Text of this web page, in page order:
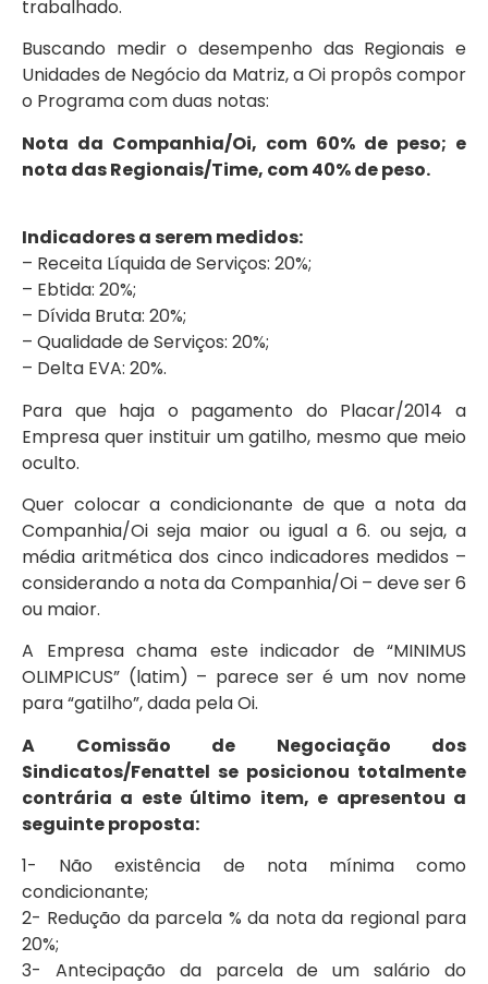
trabalhado.
Buscando medir o desempenho das Regionais e
Unidades de Negócio da Matriz, a Oi propôs compor
o Programa com duas notas:
Nota da Companhia/Oi, com 60% de peso; e
nota das Regionais/Time, com 40% de peso.
Indicadores a serem medidos:
– Receita Líquida de Serviços: 20%;
– Ebtida: 20%;
– Dívida Bruta: 20%;
– Qualidade de Serviços: 20%;
– Delta EVA: 20%.
Para que haja o pagamento do Placar/2014 a
Empresa quer instituir um gatilho, mesmo que meio
oculto.
Quer colocar a condicionante de que a nota da
Companhia/Oi seja maior ou igual a 6. ou seja, a
média aritmética dos cinco indicadores medidos –
considerando a nota da Companhia/Oi – deve ser 6
ou maior.
A Empresa chama este indicador de “MINIMUS
OLIMPICUS” (latim) – parece ser é um nov nome
para “gatilho”, dada pela Oi.
A Comissão de Negociação dos
Sindicatos/Fenattel se posicionou totalmente
contrária a este último item, e apresentou a
seguinte proposta:
1- Não existência de nota mínima como
condicionante;
2- Redução da parcela % da nota da regional para
20%;
3- Antecipação da parcela de um salário do